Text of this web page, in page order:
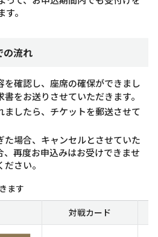
。
の流れ
を確認し、座席の確保ができまし
をお送りさせていただきます。
ましたら、チケットを郵送させて
場合、キャンセルとさせていた
、再度お申込みはお受けできませ
さい。
ます
対戦カード